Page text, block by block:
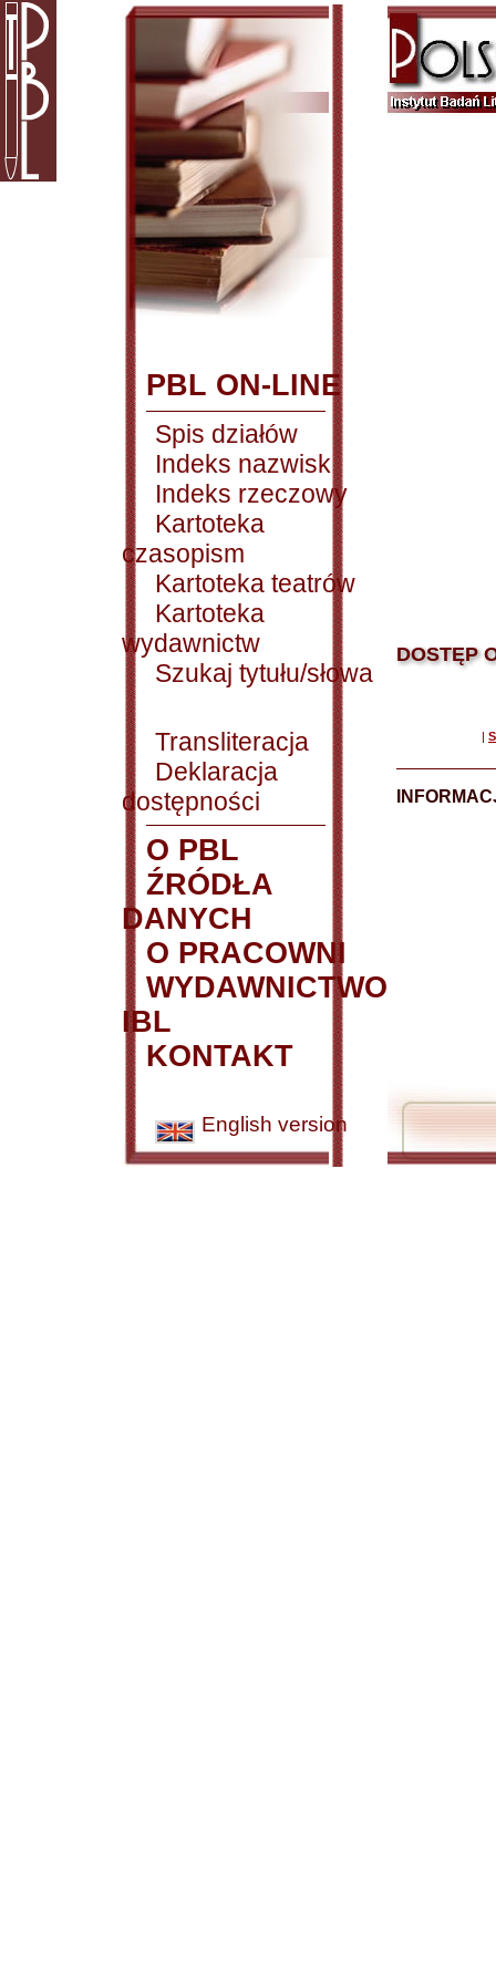
PBL ON-LINE
Spis działów
Indeks nazwisk
Indeks rzeczowy
Kartoteka
czasopism
Kartoteka teatrów
Kartoteka
wydawnictw
Szukaj tytułu/słowa
Transliteracja
Deklaracja
dostępności
O PBL
ŹRÓDŁA
DANYCH
O PRACOWNI
WYDAWNICTWO
IBL
KONTAKT
English version
DOSTĘP
|